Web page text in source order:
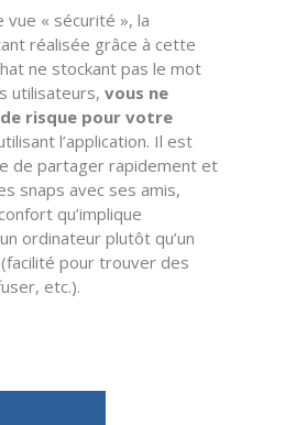
vue « sécurité », la
réalisée grâce à cette
ne stockant pas le mot
utilisateurs, vous ne
risque pour votre
l’application. Il est
de partager rapidement et
snaps avec ses amis,
qu’implique
ordinateur plutôt qu’un
pour trouver des
etc.).